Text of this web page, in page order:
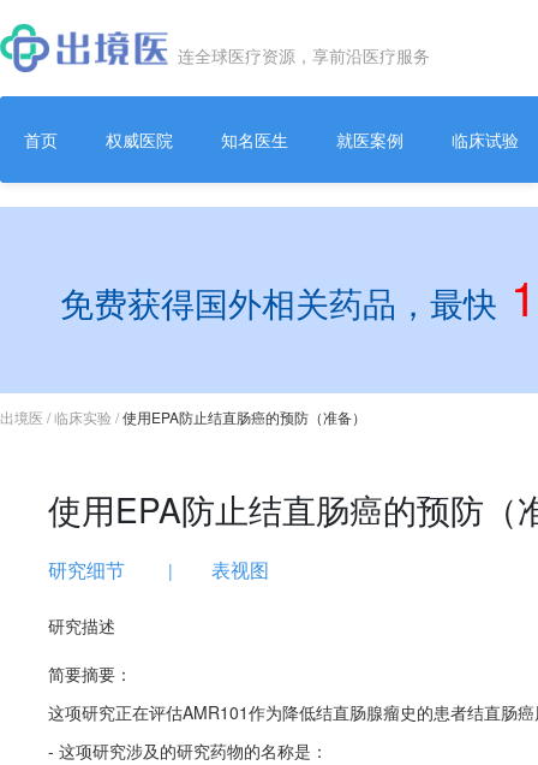
连全球医疗资源，享前沿医疗服务
首页 权威医院 知名医生 就医案例 临床试验
免费获得国外相关药品，最快
出境医 /临床实验 /使用EPA防止结直肠癌的预防（准备）
使用EPA防止结直肠癌的预防（
研究细节 | 表视图
研究描述
简要摘要：
这项研究正在评估AMR101作为降低结直肠腺瘤史的患者结直肠
- 这项研究涉及的研究药物的名称是：